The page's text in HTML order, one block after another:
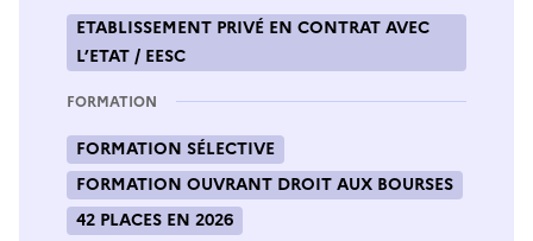
ETABLISSEMENT PRIVÉ EN CONTRAT AVEC
L’ETAT / EESC
FORMATION
FORMATION SÉLECTIVE
FORMATION OUVRANT DROIT AUX BOURSES
42 PLACES EN 2026